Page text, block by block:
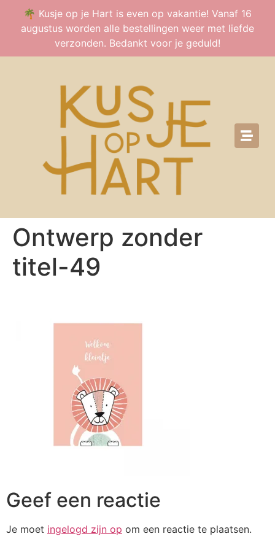
🌴 Kusje op je Hart is even op vakantie! Vanaf 16
augustus worden alle bestellingen weer met liefde
verzonden. Bedankt voor je geduld!
Ontwerp zonder
titel-49
Geef een reactie
Je moet ingelogd zijn op om een reactie te plaatsen.